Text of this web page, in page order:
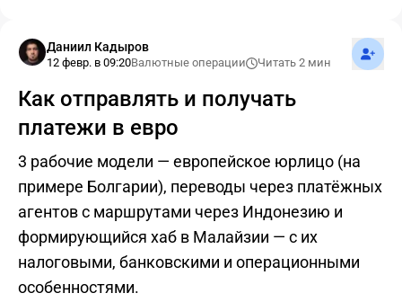
Даниил Кадыров
12 февр. в 09:20Валютные операции Читать 2 мин
Как отправлять и получать
платежи в евро
3 рабочие модели — европейское юрлицо (на
примере Болгарии), переводы через платёжных
агентов с маршрутами через Индонезию и
формирующийся хаб в Малайзии — с их
налоговыми, банковскими и операционными
особенностями.